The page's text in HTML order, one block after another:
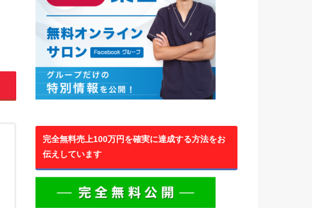
完全無料売上100万円を確実に達成する方法をお
伝えしています